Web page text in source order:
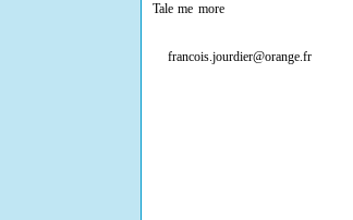
Tale me more
francois.jourdier@orange.fr